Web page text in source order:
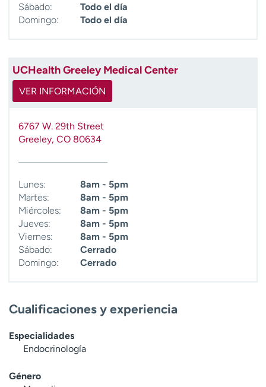
Sábado:
Todo el día
Domingo:
Todo el día
UCHealth Greeley Medical Center
VER INFORMACIÓN
6767 W. 29th Street
Greeley, CO 80634
Lunes:
8am - 5pm
Martes:
8am - 5pm
Miércoles:
8am - 5pm
Jueves:
8am - 5pm
Viernes:
8am - 5pm
Sábado:
Cerrado
Domingo:
Cerrado
Cualificaciones y experiencia
Especialidades
Endocrinología
Género